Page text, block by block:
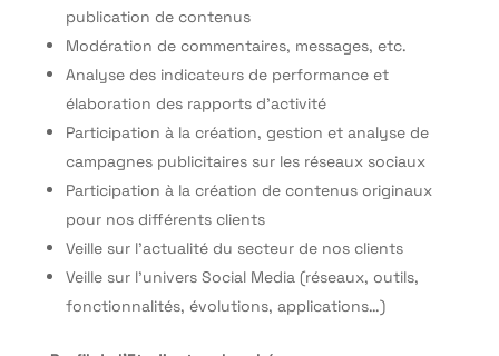
publication de contenus
Modération de commentaires, messages, etc.
Analyse des indicateurs de performance et
élaboration des rapports d’activité
Participation à la création, gestion et analyse de
campagnes publicitaires sur les réseaux sociaux
Participation à la création de contenus originaux
pour nos différents clients
Veille sur l’actualité du secteur de nos clients
Veille sur l’univers Social Media (réseaux, outils,
fonctionnalités, évolutions, applications…)